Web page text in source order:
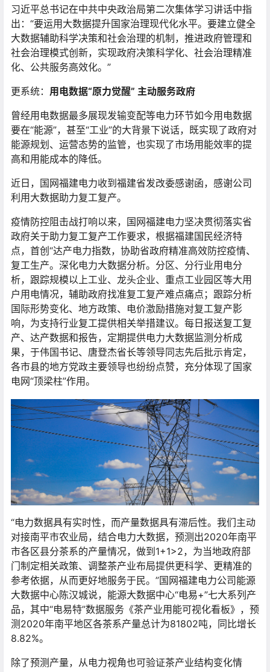
习近平总书记在中共中央政治局第二次集体学习讲话中指
出：“要运用大数据提升国家治理现代化水平。要建立健全
大数据辅助科学决策和社会治理的机制，推进政府管理和
社会治理模式创新，实现政府决策科学化、社会治理精准
化、公共服务高效化。”
更系统： 用电数据“原力觉醒” 主动服务政府
曾经用电数据最多展现发输变配等电力环节如今用电数据
要在“能源”，甚至“工业”的大背景下说话，既实现了政府对
能源规划、运营态势的监管，也实现了市场用能效率的提
高和用能成本的降低。
近日，国网福建电力收到福建省发改委感谢函，感谢公司
利用大数据助力复工复产。
疫情防控阻击战打响以来，国网福建电力坚决贯彻落实省
政府关于助力复工复产工作要求，根据福建国民经济特
点，首创“达产电力指数，协助省政府精准高效防控疫情、
复工生产。深化电力大数据分析。分区、分行业用电分
析，跟踪规模以上工业、龙头企业、重点工业园区等大用
户用电情况，辅助政府找准复工复产难点痛点；跟踪分析
国际形势变化、地方政策、电价激励措施对复工复产影
响，为支持行业复工提供相关举措建议。每日报送复工复
产、达产数据和报告，定期提供电力大数据监测分析成
果，于伟国书记、唐登杰省长等领导同志先后批示肯定，
各市县的地方党政主要领导也纷纷点赞，充分体现了国家
电网“顶梁柱”作用。
“电力数据具有实时性，而产量数据具有滞后性。我们主动
对接南平市农业局，结合电力大数据，预测出2020年南平
市各区县分茶系的产量情况，做到1+1>2，为当地政府部
门制定相关政策、调整茶产业布局提供更科学、更精准的
参考依据，从而更好地服务于民。”国网福建电力公司能源
大数据中心陈汉城说，能源大数据中心“电易+”七大系列产
品，其中“电易特”数据服务《茶产业用能可视化看板》，预
测2020年南平地区各茶系产量总计为81802吨，同比增长
8.82%。
除了预测产量，从电力视角也可验证茶产业结构变化情